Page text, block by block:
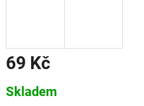
69 Kč
cena:
Skladem